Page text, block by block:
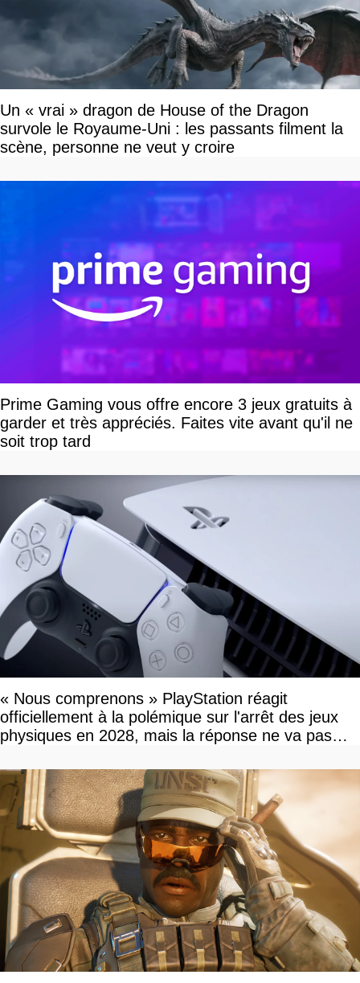
Un « vrai » dragon de House of the Dragon
survole le Royaume-Uni : les passants filment la
scène, personne ne veut y croire
Prime Gaming vous offre encore 3 jeux gratuits à
garder et très appréciés. Faites vite avant qu'il ne
soit trop tard
« Nous comprenons » PlayStation réagit
officiellement à la polémique sur l'arrêt des jeux
physiques en 2028, mais la réponse ne va pas